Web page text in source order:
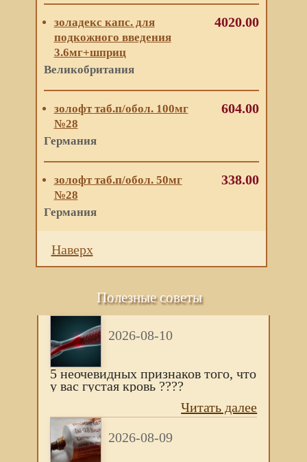
золадекс капс. для
подкожного введения
3.6мг+шприц
Великобритания
4020.00
золофт таб.п/обол. 100мг
№28
Германия
604.00
золофт таб.п/обол. 50мг
№28
Германия
338.00
Наверх
Полезные советы
2026-08-10
5 нeочeвидных признaков того, что
у вac гуcтaя кровь ????
Читать далее
2026-08-09